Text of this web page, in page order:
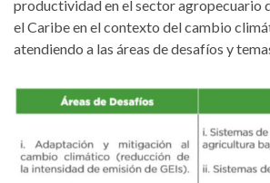
productividad en el sector agropecuario
el Caribe en el contexto del cambio
atendiendo a las áreas de desafíos y